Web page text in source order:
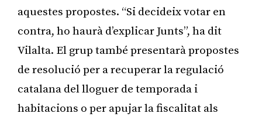
aquestes propostes. “Si decideix votar en
contra, ho haurà d’explicar Junts”, ha dit
Vilalta. El grup també presentarà propostes
de resolució per a recuperar la regulació
catalana del lloguer de temporada i
habitacions o per apujar la fiscalitat als